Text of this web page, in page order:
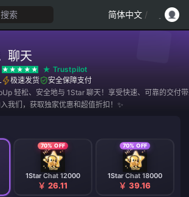
搜索 简体中文 /
聊天
Trustpilot
极速发货
安全保障支付
轻松、安全地与 1Star 聊天！享受快速、可靠的交付
我们，获取独家优惠和超值折扣！✨
70% OFF
1Star Chat 12000
￥ 26.11
70% OFF
1Star Chat 18000
￥ 39.16